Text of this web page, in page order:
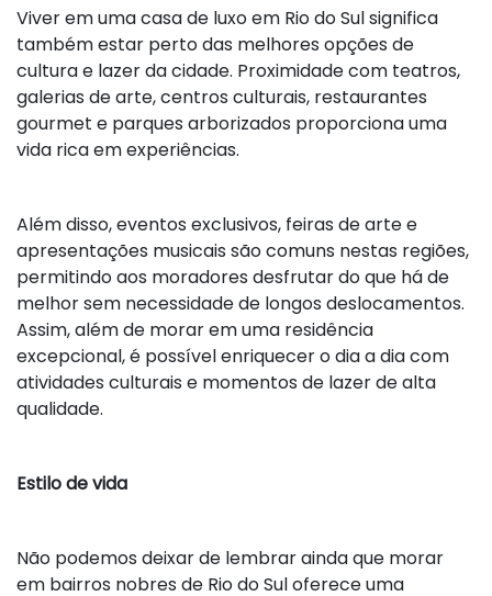
Viver em uma casa de luxo em Rio do Sul significa
também estar perto das melhores opções de
cultura e lazer da cidade. Proximidade com teatros,
galerias de arte, centros culturais, restaurantes
gourmet e parques arborizados proporciona uma
vida rica em experiências.
Além disso, eventos exclusivos, feiras de arte e
apresentações musicais são comuns nestas regiões,
permitindo aos moradores desfrutar do que há de
melhor sem necessidade de longos deslocamentos.
Assim, além de morar em uma residência
excepcional, é possível enriquecer o dia a dia com
atividades culturais e momentos de lazer de alta
qualidade.
Estilo de vida
Não podemos deixar de lembrar ainda que morar
em bairros nobres de Rio do Sul oferece uma